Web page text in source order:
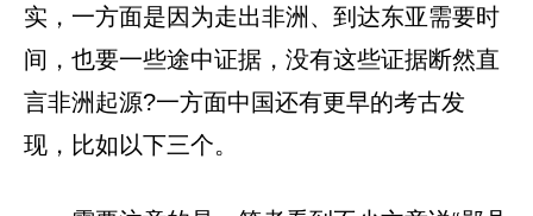
实，一方面是因为走出非洲、到达东亚需要时
间，也要一些途中证据，没有这些证据断然直
言非洲起源?一方面中国还有更早的考古发
现，比如以下三个。